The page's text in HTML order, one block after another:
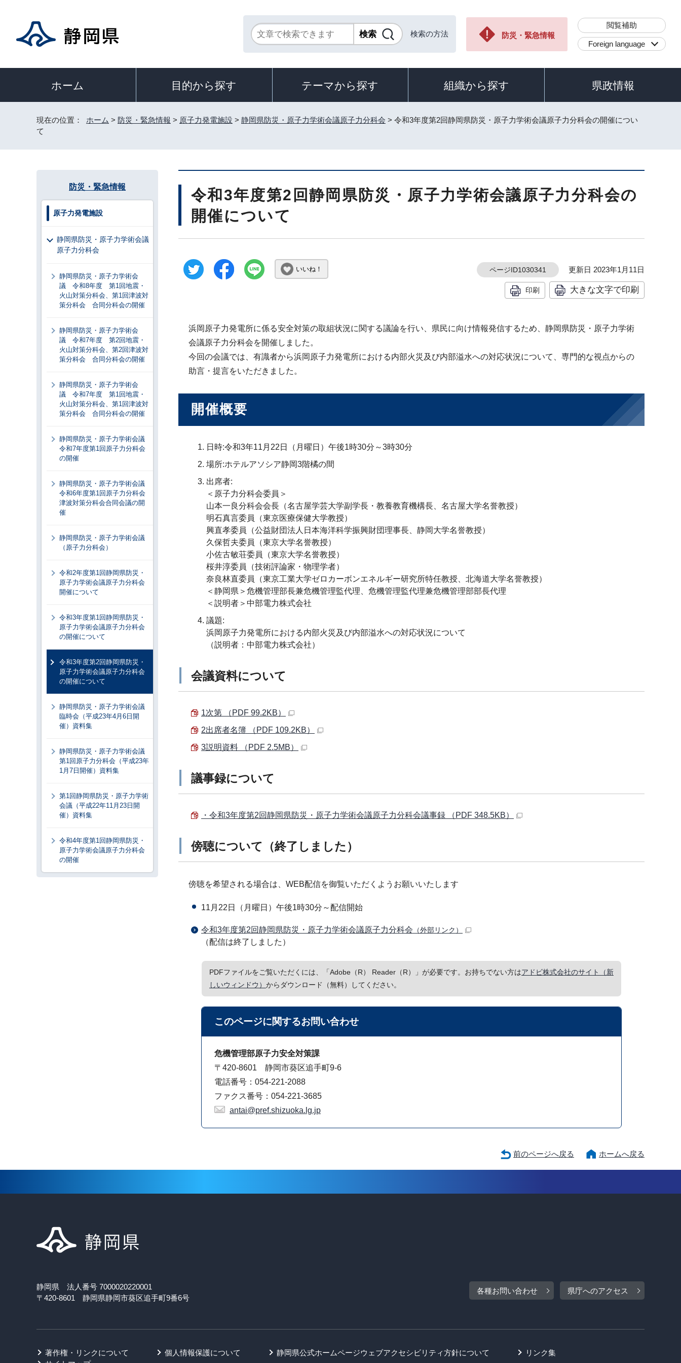
検索の方法 防災・緊急情報
閲覧補助
Foreign language
ホーム 目的から探す テーマから探す 組織から探す 県政情報
現在の位置： ホーム > 防災・緊急情報 > 原子力発電施設 > 静岡県防災・原子力学術会議原子力分科会 > 令和3年度第2回静岡県防災・原子力学術会議原子力分科会の開催につい
て
令和3年度第2回静岡県防災・原子力学術会議原子力分科会の
開催について
いいね！ ページID1030341 更新日 2023年1月11日
印刷 大きな文字で印刷
浜岡原子力発電所に係る安全対策の取組状況に関する議論を行い、県民に向け情報発信するため、静岡県防災・原子力学術
会議原子力分科会を開催しました。
今回の会議では、有識者から浜岡原子力発電所における内部火災及び内部溢水への対応状況について、専門的な視点からの
助言・提言をいただきました。
開催概要
日時:令和3年11月22日（月曜日）午後1時30分～3時30分
場所:ホテルアソシア静岡3階橘の間
出席者:
＜原子力分科会委員＞
山本一良分科会会長（名古屋学芸大学副学長・教養教育機構長、名古屋大学名誉教授）
明石真言委員（東京医療保健大学教授）
興直孝委員（公益財団法人日本海洋科学振興財団理事長、静岡大学名誉教授）
久保哲夫委員（東京大学名誉教授）
小佐古敏荘委員（東京大学名誉教授）
桜井淳委員（技術評論家・物理学者）
奈良林直委員（東京工業大学ゼロカーボンエネルギー研究所特任教授、北海道大学名誉教授）
＜静岡県＞危機管理部長兼危機管理監代理、危機管理監代理兼危機管理部部長代理
＜説明者＞中部電力株式会社
議題:
浜岡原子力発電所における内部火災及び内部溢水への対応状況について
（説明者：中部電力株式会社）
会議資料について
1次第 （PDF 99.2KB）
2出席者名簿 （PDF 109.2KB）
3説明資料 （PDF 2.5MB）
議事録について
・令和3年度第2回静岡県防災・原子力学術会議原子力分科会議事録 （PDF 348.5KB）
傍聴について（終了しました）
傍聴を希望される場合は、WEB配信を御覧いただくようお願いいたします
11月22日（月曜日）午後1時30分～配信開始
令和3年度第2回静岡県防災・原子力学術会議原子力分科会 （外部リンク）
（配信は終了しました）
PDFファイルをご覧いただくには、「Adobe（R） Reader（R）」が必要です。お持ちでない方はアドビ株式会社のサイト（新
しいウィンドウ） からダウンロード（無料）してください。
このページに関するお問い合わせ
危機管理部原子力安全対策課
〒420-8601 静岡市葵区追手町9-6
電話番号：054-221-2088
ファクス番号：054-221-3685
antai@pref.shizuoka.lg.jp
防災・緊急情報
原子力発電施設
静岡県防災・原子力学術会議
原子力分科会
静岡県防災・原子力学術会
議 令和8年度 第1回地震・
火山対策分科会、第1回津波対
策分科会 合同分科会の開催
静岡県防災・原子力学術会
議 令和7年度 第2回地震・
火山対策分科会、第2回津波対
策分科会 合同分科会の開催
静岡県防災・原子力学術会
議 令和7年度 第1回地震・
火山対策分科会、第1回津波対
策分科会 合同分科会の開催
静岡県防災・原子力学術会議
令和7年度第1回原子力分科会
の開催
静岡県防災・原子力学術会議
令和6年度第1回原子力分科会
津波対策分科会合同会議の開
催
静岡県防災・原子力学術会議
（原子力分科会）
令和2年度第1回静岡県防災・
原子力学術会議原子力分科会
開催について
令和3年度第1回静岡県防災・
原子力学術会議原子力分科会
の開催について
令和3年度第2回静岡県防災・
原子力学術会議原子力分科会
の開催について
静岡県防災・原子力学術会議
臨時会（平成23年4月6日開
催）資料集
静岡県防災・原子力学術会議
第1回原子力分科会（平成23年
1月7日開催）資料集
第1回静岡県防災・原子力学術
会議（平成22年11月23日開
催）資料集
令和4年度第1回静岡県防災・
原子力学術会議原子力分科会
の開催
前のページへ戻る ホームへ戻る
静岡県 法人番号 7000020220001
〒420-8601 静岡県静岡市葵区追手町9番6号
各種お問い合わせ 県庁へのアクセス
著作権・リンクについて 個人情報保護について 静岡県公式ホームページウェブアクセシビリティ方針について
リンク集